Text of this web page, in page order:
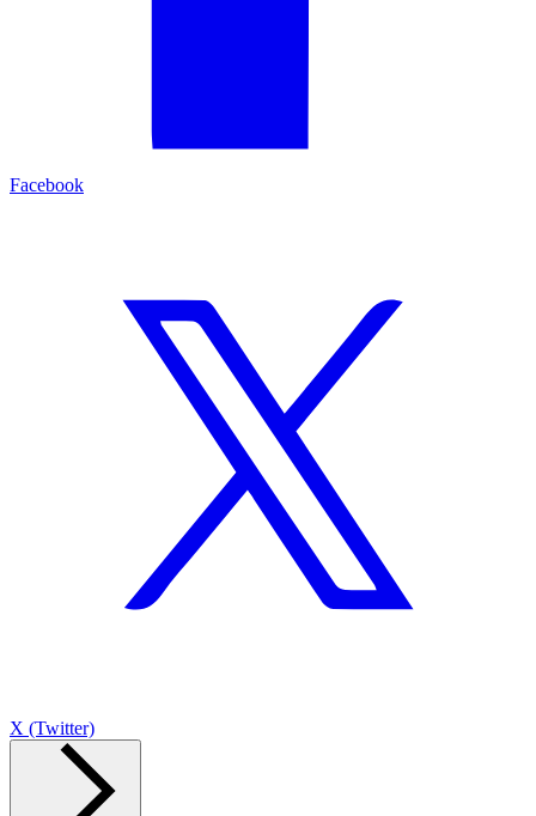
Facebook
X (Twitter)